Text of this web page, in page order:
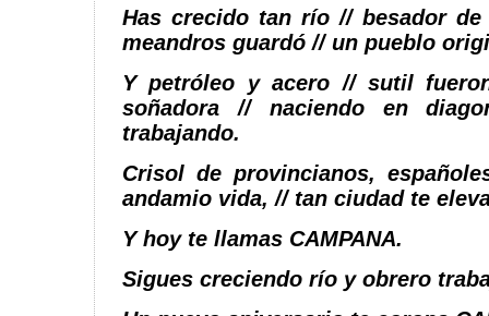
Has crecido tan río // besador
meandros guardó // un pueblo
Y petróleo y acero // sutil
soñadora // naciendo en
trabajando.
Crisol de provincianos,
andamio vida, // tan ciudad te
Y hoy te llamas CAMPANA.
Sigues creciendo río y obrero